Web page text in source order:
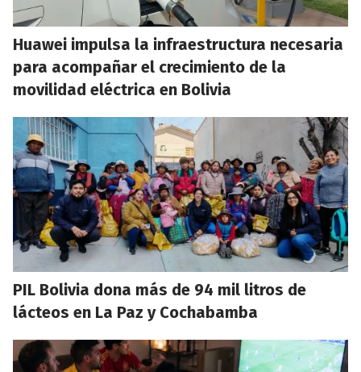
Huawei impulsa la infraestructura necesaria
para acompañar el crecimiento de la
movilidad eléctrica en Bolivia
PIL Bolivia dona más de 94 mil litros de
lácteos en La Paz y Cochabamba